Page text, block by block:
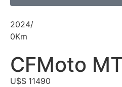
2024/
0Km
CFMoto
U$S 11490